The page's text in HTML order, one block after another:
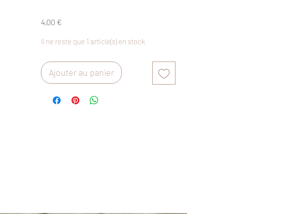
4,00 €Prix
Il ne reste que 1 article(s) en stock
Ajouter au panier